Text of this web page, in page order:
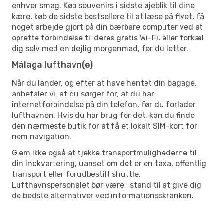
enhver smag. Køb souvenirs i sidste øjeblik til dine
kære, køb de sidste bestsellere til at læse på flyet, få
noget arbejde gjort på din bærbare computer ved at
oprette forbindelse til deres gratis Wi-Fi, eller forkæl
dig selv med en dejlig morgenmad, før du letter.
Málaga lufthavn(e)
Når du lander, og efter at have hentet din bagage,
anbefaler vi, at du sørger for, at du har
internetforbindelse på din telefon, før du forlader
lufthavnen. Hvis du har brug for det, kan du finde
den nærmeste butik for at få et lokalt SIM-kort for
nem navigation.
Glem ikke også at tjekke transportmulighederne til
din indkvartering, uanset om det er en taxa, offentlig
transport eller forudbestilt shuttle.
Lufthavnspersonalet bør være i stand til at give dig
de bedste alternativer ved informationsskranken.